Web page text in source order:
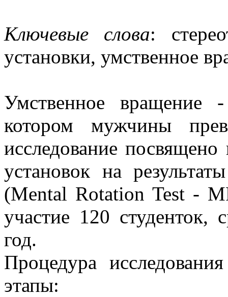
Ключевые слова:
установки, умственное
Умственное вращение
котором мужчины
исследование
установок на
(Mental Rotation Test -
участие 120 студенток,
год.
Процедура
этапы: